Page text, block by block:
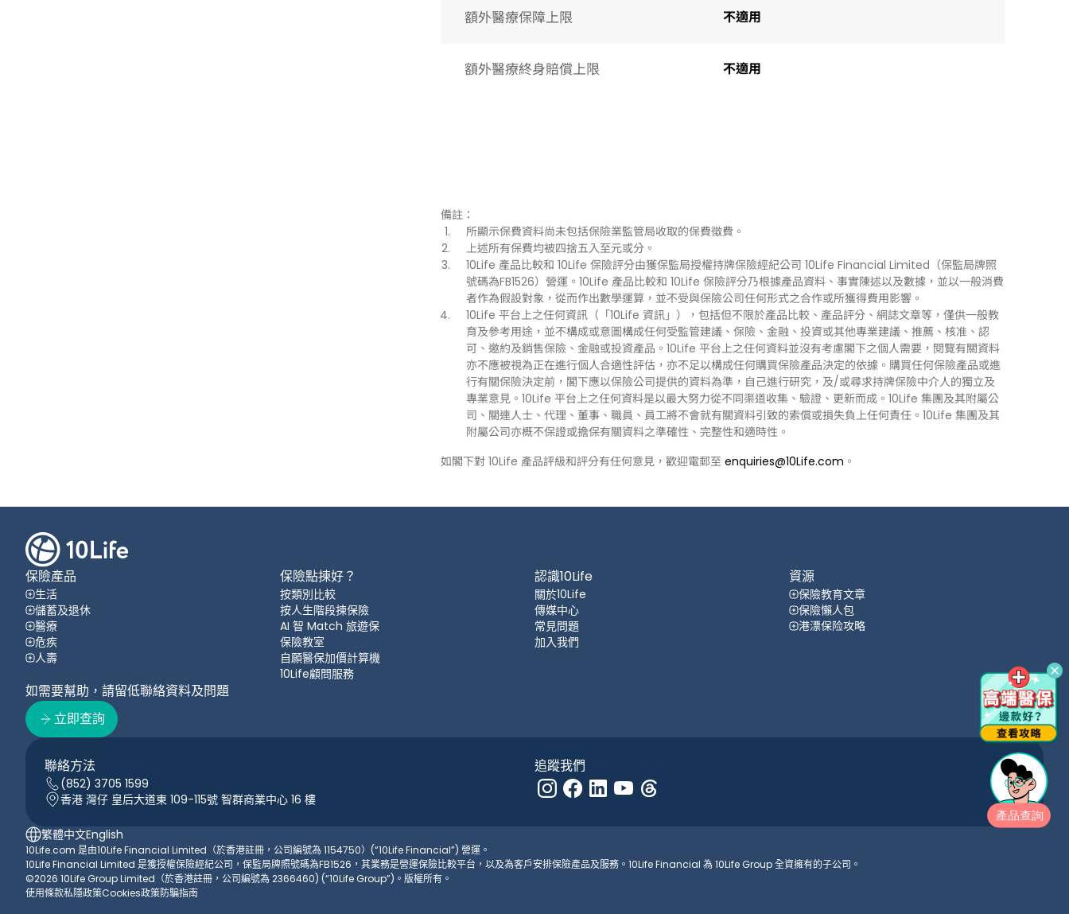
額外醫療保障上限 不適用
額外醫療終身賠償上限 不適用
備註：
所顯示保費資料尚未包括保險業監管局收取的保費徵費。
上述所有保費均被四捨五入至元或分。
10Life 產品比較和 10Life 保險評分由獲保監局授權持牌保險經紀公司 10Life Financial Limited（保監局牌照
號碼為FB1526）營運。10Life 產品比較和 10Life 保險評分乃根據產品資料、事實陳述以及數據，並以一般消費
者作為假設對象，從而作出數學運算，並不受與保險公司任何形式之合作或所獲得費用影響。
10Life 平台上之任何資訊（「10Life 資訊」），包括但不限於產品比較、產品評分、網誌文章等，僅供一般教
育及參考用途，並不構成或意圖構成任何受監管建議、保險、金融、投資或其他專業建議、推薦、核准、認
可、邀約及銷售保險、金融或投資產品。10Life 平台上之任何資料並沒有考慮閣下之個人需要，閱覽有關資料
亦不應被視為正在進行個人合適性評估，亦不足以構成任何購買保險產品決定的依據。購買任何保險產品或進
行有關保險決定前，閣下應以保險公司提供的資料為準，自己進行研究，及/或尋求持牌保險中介人的獨立及
專業意見。10Life 平台上之任何資料是以最大努力從不同渠道收集、驗證、更新而成。10Life 集團及其附屬公
司、關連人士、代理、董事、職員、員工將不會就有關資料引致的索償或損失負上任何責任。10Life 集團及其
附屬公司亦概不保證或擔保有關資料之準確性、完整性和適時性。
如閣下對 10Life 產品評級和評分有任何意見，歡迎電郵至 enquiries@10Life.com 。
保險產品
生活
儲蓄及退休
醫療
危疾
人壽
保險點揀好？
按類別比較
按人生階段揀保險
AI 智 Match 旅遊保
保險教室
自願醫保加價計算機
10Life顧問服務
認識10Life
關於10Life
傳媒中心
常見問題
加入我們
資源
保險教育文章
保險懶人包
港漂保险攻略
如需要幫助，請留低聯絡資料及問題
立即查詢
聯絡方法
(852) 3705 1599
香港 灣仔 皇后大道東 109-115號 智群商業中心 16 樓
追蹤我們
繁體中文English
10Life.com 是由10Life Financial Limited（於香港註冊，公司編號為 1154750）(“10Life Financial”) 營運。
10Life Financial Limited 是獲授權保險經紀公司，保監局牌照號碼為FB1526，其業務是營運保險比較平台，以及為客戶安排保險產品及服務。10Life Financial 為 10Life Group 全資擁有的子公司。
©2026 10Life Group Limited（於香港註冊，公司編號為 2366460) (“10Life Group”)。版權所有。
使用條款私隱政策Cookies政策防騙指南